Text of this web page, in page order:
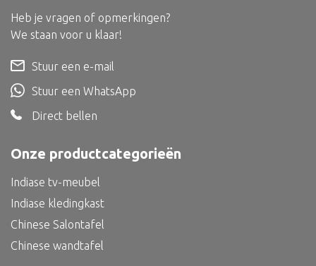
Tapijt
Bed
Alle oosterse meubels
Onze productcategorieën
Indiase tv-meubel
Indiase kledingkast
Chinese Salontafel
Chinese wandtafel
Heb je vragen of opmerkingen?
We staan voor u klaar!
Stuur een e-mail
Stuur een WhatsApp
Direct bellen